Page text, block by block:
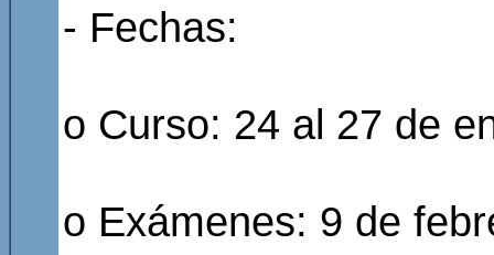
- Fechas:
o Curso: 24 al 27 de
o Exámenes: 9 de